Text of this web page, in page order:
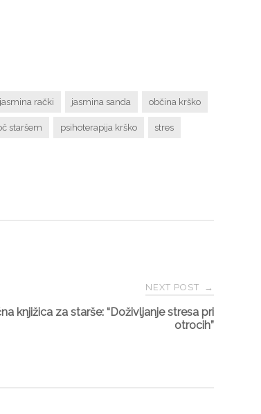
jasmina rački jasmina sanda občina krško
staršem psihoterapija krško stres
NEXT POST →
knjižica za starše: “Doživljanje stresa pri
otrocih”